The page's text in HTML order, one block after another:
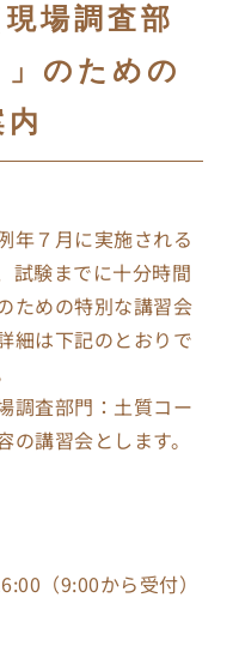
会
場調査部
」のための
年７月に実施される
試験までに十分時間
ための特別な講習会
細は下記のとおりで
調査部門：土質コー
講習会とします。
（9:00から受付）